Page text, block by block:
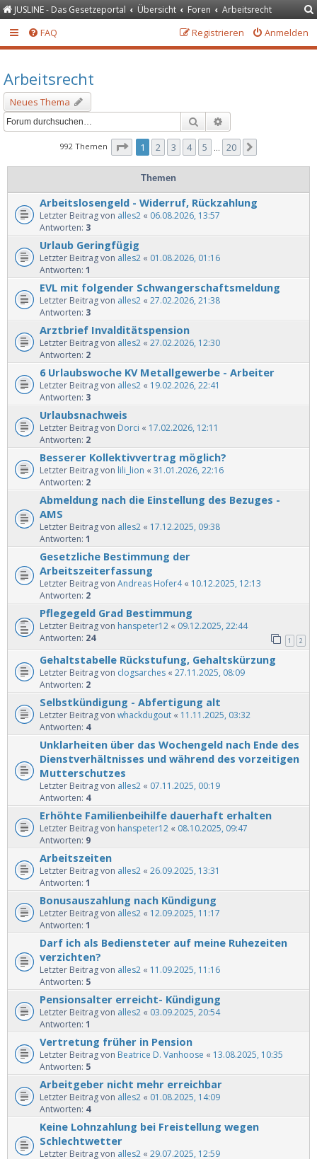
JUSLINE - Das Gesetzeportal Übersicht Foren Arbeitsrecht
FAQ Anmelden
Registrieren
Arbeitsrecht
Neues Thema
Suche
992 Themen Seite 1von 20
1 2 3 4 5 20
Themen
Arbeitslosengeld - Widerruf, Rückzahlung
Letzter Beitrag von alles2 « 06.08.2026, 13:57
Antworten: 3
Urlaub Geringfügig
Letzter Beitrag von alles2 « 01.08.2026, 01:16
Antworten: 1
EVL mit folgender Schwangerschaftsmeldung
Letzter Beitrag von alles2 « 27.02.2026, 21:38
Antworten: 3
Arztbrief Invalditätspension
Letzter Beitrag von alles2 « 27.02.2026, 12:30
Antworten: 2
6 Urlaubswoche KV Metallgewerbe - Arbeiter
Letzter Beitrag von alles2 « 19.02.2026, 22:41
Antworten: 3
Urlaubsnachweis
Letzter Beitrag von Dorci « 17.02.2026, 12:11
Antworten: 2
Besserer Kollektivvertrag möglich?
Letzter Beitrag von lili_lion « 31.01.2026, 22:16
Antworten: 2
Abmeldung nach die Einstellung des Bezuges -
AMS
Letzter Beitrag von alles2 « 17.12.2025, 09:38
Antworten: 1
Gesetzliche Bestimmung der
Arbeitszeiterfassung
Letzter Beitrag von Andreas Hofer4« 10.12.2025, 12:13
Antworten: 2
Pflegegeld Grad Bestimmung
Letzter Beitrag von hanspeter12 « 09.12.2025, 22:44
Antworten: 24 1 2
Gehaltstabelle Rückstufung, Gehaltskürzung
Letzter Beitrag von clogsarches « 27.11.2025, 08:09
Antworten: 2
Selbstkündigung - Abfertigung alt
Letzter Beitrag von whackdugout « 11.11.2025, 03:32
Antworten: 4
Unklarheiten über das Wochengeld nach Ende des
Dienstverhältnisses und während des vorzeitigen
Mutterschutzes
Letzter Beitrag von alles2 « 07.11.2025, 00:19
Antworten: 4
Erhöhte Familienbeihilfe dauerhaft erhalten
Letzter Beitrag von hanspeter12 « 08.10.2025, 09:47
Antworten: 9
Arbeitszeiten
Letzter Beitrag von alles2 « 26.09.2025, 13:31
Antworten: 1
Bonusauszahlung nach Kündigung
Letzter Beitrag von alles2 « 12.09.2025, 11:17
Antworten: 1
Darf ich als Bediensteter auf meine Ruhezeiten
verzichten?
Letzter Beitrag von alles2 « 11.09.2025, 11:16
Antworten: 5
Pensionsalter erreicht- Kündigung
Letzter Beitrag von alles2 « 03.09.2025, 20:54
Antworten: 1
Vertretung früher in Pension
Letzter Beitrag von Beatrice D. Vanhoose « 13.08.2025, 10:35
Antworten: 5
Arbeitgeber nicht mehr erreichbar
Letzter Beitrag von alles2 « 01.08.2025, 14:09
Antworten: 4
Keine Lohnzahlung bei Freistellung wegen
Schlechtwetter
Letzter Beitrag von alles2 « 29.07.2025, 12:59